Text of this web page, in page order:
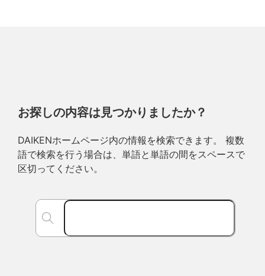
お探しの内容は見つかりましたか？
DAIKENホームページ内の情報を検索できます。 複数
語で検索を行う場合は、単語と単語の間をスペースで
区切ってください。